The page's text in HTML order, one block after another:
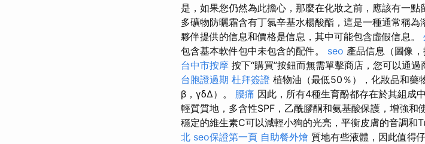
是，如果您仍然為此擔心，那麼在化妝之前，應該有一點
多礦物防曬霜含有丁氯辛基水楊酸酯，這是一種通常稱
夥伴提供的信息和價格是信息，其中可能包含虛假信息。
包含基本軟件包中未包含的配件。 seo 產品信息（圖像
台中市按摩 按下“購買”按鈕而無需單擊商店，您可以通
台胞證過期 杜拜簽證 植物油（最低50％），化妝品和藥
β，γδΔ）。 腰痛 因此，所有4種生育酚都存在於其組成
輕質質地，多含性SPF，乙酰膠酮和氨基酸保護，增強和
穩定的維生素C可以減輕小狗的光亮，平衡皮膚的音調和
北 seo保證第一頁 自助餐外燴 質地有些液體，因此值得